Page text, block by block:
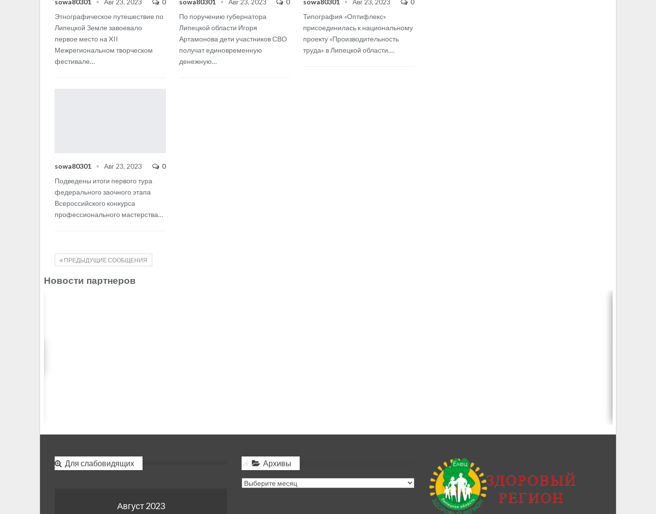
sowa80301 Авг 23, 2023
0
Этнографическое путешествие по
Липецкой Земле завоевало
первое место на XII
Межрегиональном творческом
фестивале…
sowa80301 Авг 23, 2023
0
По поручению губернатора
Липецкой области Игоря
Артамонова дети участников СВО
получат единовременную
денежную…
sowa80301 Авг 23, 2023
0
Типография «Оптифлекс»
присоединилась к национальному
проекту «Производительность
труда» в Липецкой области.…
sowa80301 Авг 23, 2023
0
Подведены итоги первого тура
федерального заочного этапа
Всероссийского конкурса
профессионального мастерства…
ПРЕДЫДУЩИЕ СООБЩЕНИЯ
Новости партнеров
Для слабовидящих
Август 2023
Архивы
Архивы